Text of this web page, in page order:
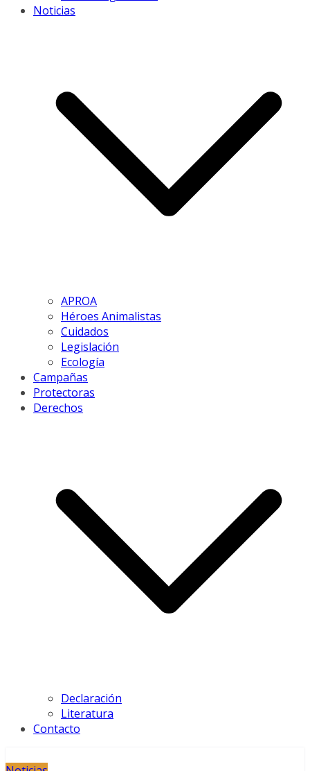
Noticias
APROA
Héroes Animalistas
Cuidados
Legislación
Ecología
Campañas
Protectoras
Derechos
Declaración
Literatura
Contacto